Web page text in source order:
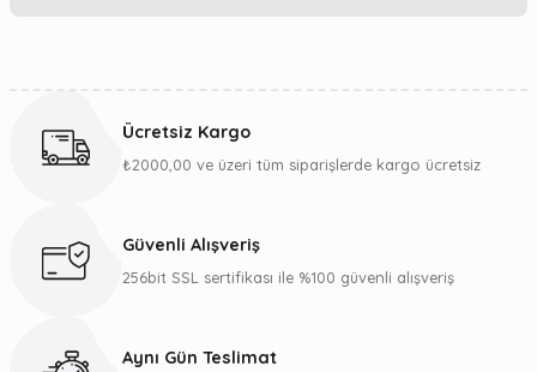
Görüş ve önerileriniz için teşekkür ederiz.
Ürün bilgilerinde hatalar bulunuyor.
Ücretsiz Kargo
₺2000,00 ve üzeri tüm siparişlerde kargo ücretsiz
Güvenli Alışveriş
256bit SSL sertifikası ile %100 güvenli alışveriş
Aynı Gün Teslimat